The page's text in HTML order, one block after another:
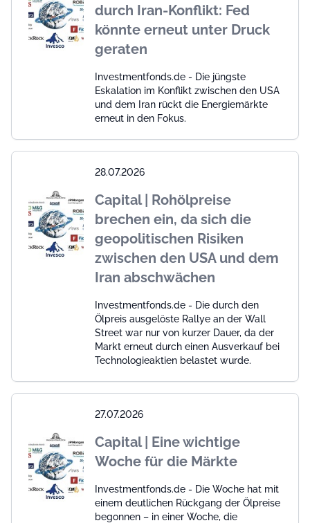
durch Iran-Konflikt: Fed
könnte erneut unter Druck
geraten
Investmentfonds.de - Die jüngste
Eskalation im Konflikt zwischen den USA
und dem Iran rückt die Energiemärkte
erneut in den Fokus.
28.07.2026
Capital | Rohölpreise
brechen ein, da sich die
geopolitischen Risiken
zwischen den USA und dem
Iran abschwächen
Investmentfonds.de - Die durch den
Ölpreis ausgelöste Rallye an der Wall
Street war nur von kurzer Dauer, da der
Markt erneut durch einen Ausverkauf bei
Technologieaktien belastet wurde.
27.07.2026
Capital | Eine wichtige
Woche für die Märkte
Investmentfonds.de - Die Woche hat mit
einem deutlichen Rückgang der Ölpreise
begonnen – in einer Woche, die